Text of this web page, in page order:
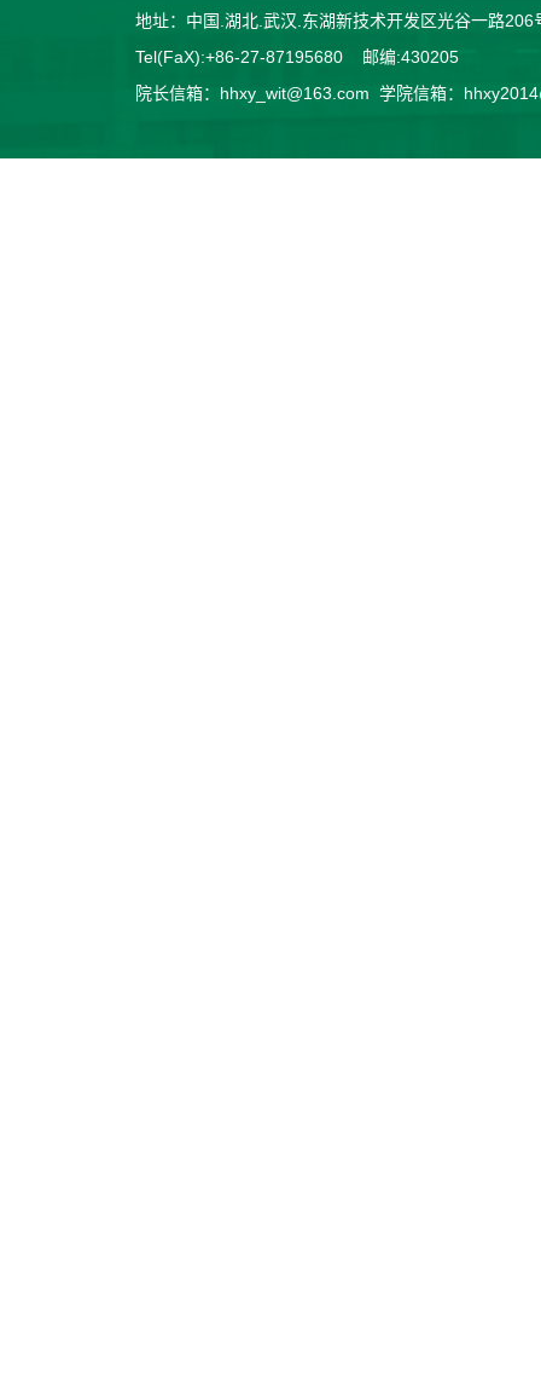
地址：中国.湖北.武汉.东湖新技术开发区光谷一路
Tel(FaX):+86-27-87195680 邮编:430205
院长信箱：hhxy_wit@163.com 学院信箱：